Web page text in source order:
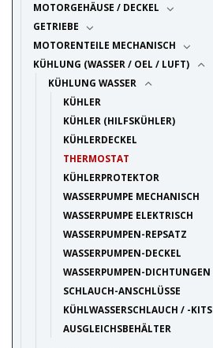
MOTORGEHÄUSE / DECKEL
GETRIEBE
MOTORENTEILE MECHANISCH
KÜHLUNG (WASSER / OEL / LUFT)
KÜHLUNG WASSER
KÜHLER
KÜHLER (HILFSKÜHLER)
KÜHLERDECKEL
THERMOSTAT
KÜHLERPROTEKTOR
WASSERPUMPE MECHANISCH
WASSERPUMPE ELEKTRISCH
WASSERPUMPEN-REPSATZ
WASSERPUMPEN-DECKEL
WASSERPUMPEN-DICHTUNGEN
SCHLAUCH-ANSCHLÜSSE
KÜHLWASSERSCHLAUCH / -KITS
AUSGLEICHSBEHÄLTER